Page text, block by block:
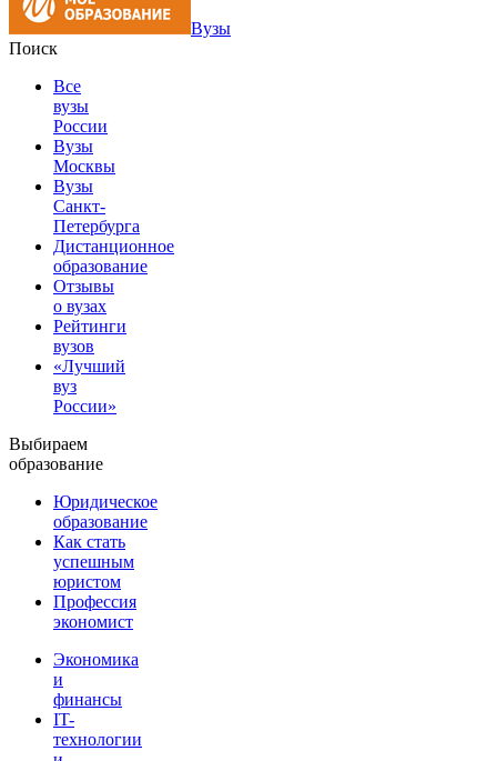
Вузы
Поиск
Все
вузы
России
Вузы
Москвы
Вузы
Санкт-
Петербурга
Дистанционное
образование
Отзывы
о вузах
Рейтинги
вузов
«Лучший
вуз
России»
Выбираем
образование
Юридическое
образование
Как стать
успешным
юристом
Профессия
экономист
Экономика
и
финансы
IT-
технологии